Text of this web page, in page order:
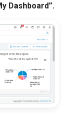
Dashboard”.